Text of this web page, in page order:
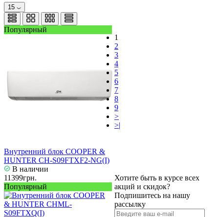
15
Популярный
Внутренний блок COOPER &
HUNTER CH-S09FTXF2-NG(I)
В наличии
11399грн.
Популярный
1
2
3
4
5
6
7
8
9
>
>|
Хотите быть в курсе всех
акций и скидок?
Подпишитесь на нашу
рассылку